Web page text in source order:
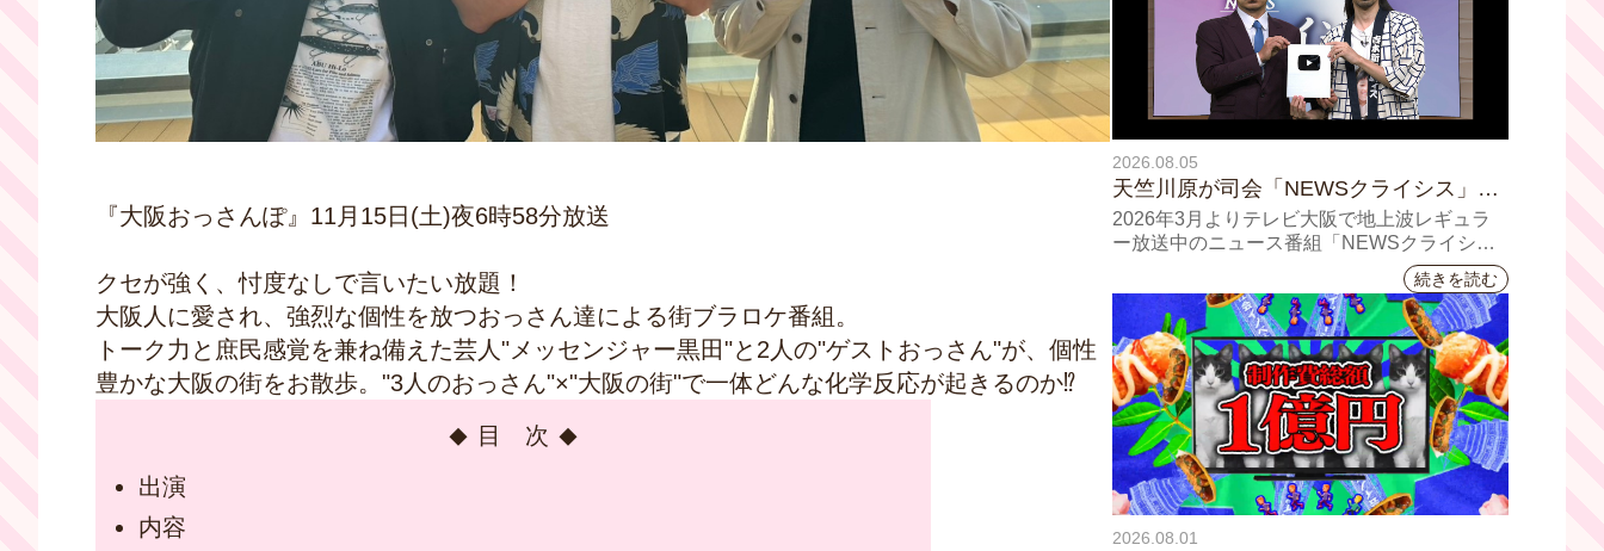
『大阪おっさんぽ』11月15日(土)夜6時58分放送
クセが強く、忖度なしで言いたい放題！
大阪人に愛され、強烈な個性を放つおっさん達による街ブラロケ番組。
トーク力と庶民感覚を兼ね備えた芸人"メッセンジャー黒田"と2人の"ゲストおっさん"が、個性
豊かな大阪の街をお散歩。"3人のおっさん"×"大阪の街"で一体どんな化学反応が起きるのか⁉
目 次
出演
内容
2026.08.05
天竺川原が司会「NEWSクライシス」チ
ャンネル登録者数10万人突破！テレビ大
阪の番組史上最速記録を更新
2026年3月よりテレビ大阪で地上波レギュラ
ー放送中のニュース番組「NEWSクライシ
ス」が、このたび2026年7月12日(日)に、
YouTubeチャンネル登録者数10万人を達成し
ました。
続きを読む
2026.08.01